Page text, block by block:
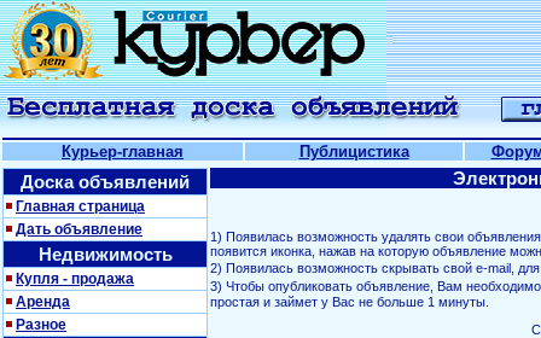
Курьер-главная Публицистика
Доска объявлений
Главная страница
Дать объявление
Недвижимость
Купля - продажа
Аренда
Разное
1) Появилась возможность удалять свои
появится иконка, нажав на которую объявление
2) Появилась возможность скрывать свой е-mail,
3) Чтобы опубликовать объявление, Вам
простая и займет у Вас не больше 1 минуты.